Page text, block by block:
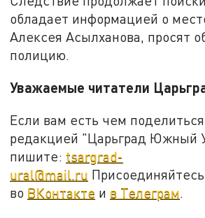
обладает информацией о
Алексея Асылханова, просят
полицию.
Уважаемые читатели
Если вам есть чем
редакцией "Царьград Южный
пишите: tsargrad-
ural@mail.ru
во ВКонтакте и в Телеграм.